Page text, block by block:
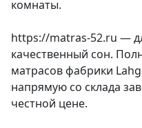
комнаты.
https://matras-52.ru —
качественный сон.
матрасов фабрики
напрямую со склада
честной цене.